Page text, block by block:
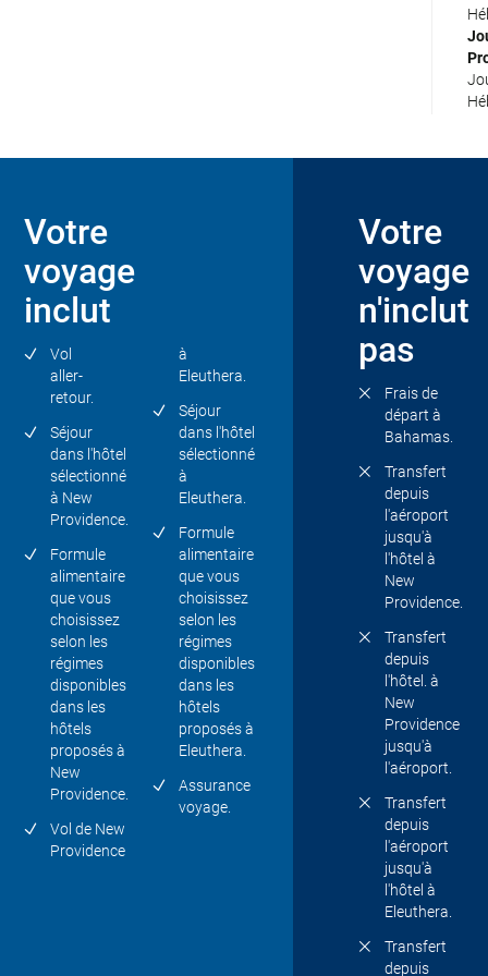
Votre
voyage
inclut
Vol
aller-
retour.
Séjour
dans l'hôtel
sélectionné
à New
Providence.
Formule
alimentaire
que vous
choisissez
selon les
régimes
disponibles
dans les
hôtels
proposés à
New
Providence.
Vol de New
Providence
à
Eleuthera.
Séjour
dans l'hôtel
sélectionné
à
Eleuthera.
Formule
alimentaire
que vous
choisissez
selon les
régimes
disponibles
dans les
hôtels
proposés à
Eleuthera.
Assurance
voyage.
Votre
voyage
n'inclut
pas
Frais de
départ à
Bahamas.
Transfert
depuis
l'aéroport
jusqu'à
l'hôtel à
New
Providence.
Transfert
depuis
l'hôtel. à
New
Providence
jusqu'à
l'aéroport.
Transfert
depuis
l'aéroport
jusqu'à
l'hôtel à
Eleuthera.
Transfert
depuis